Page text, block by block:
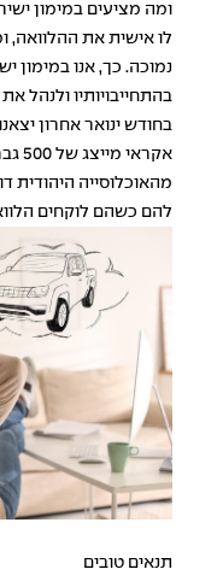
ומה מציעים במימון
לו אישית את ההלוואה,
נמוכה. כך, אנו במימון
בהתחייבויותיו ולנהל
בחודש ינואר אחרון
מהאוכלוסייה היהודית
להם כשהם לוקחים
תנאים טובים